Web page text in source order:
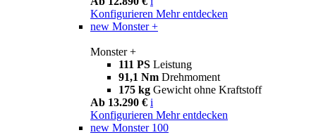
Konfigurieren Mehr entdecken
new Monster +
Monster +
111 PS Leistung
91,1 Nm Drehmoment
175 kg Gewicht ohne Kraftstoff
Ab 13.290 € i
Konfigurieren Mehr entdecken
new Monster 100